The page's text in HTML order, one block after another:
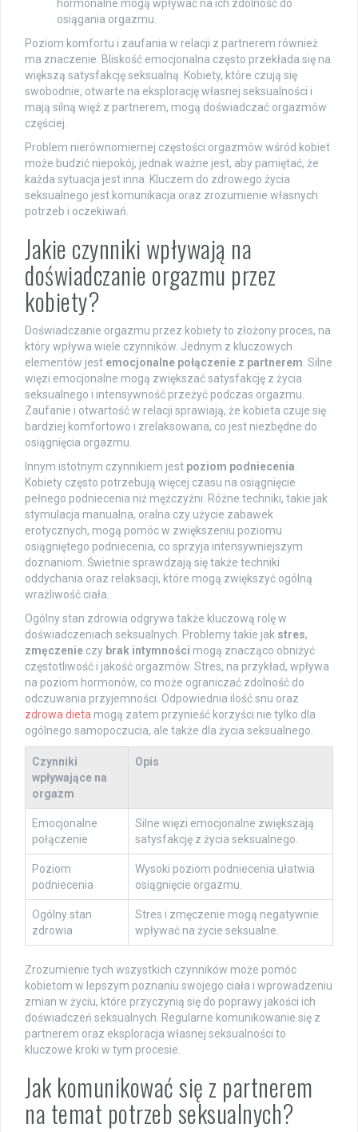
hormonalne mogą wpływać na ich zdolność do
osiągania orgazmu.
Poziom komfortu i zaufania w relacji z partnerem również
ma znaczenie. Bliskość emocjonalna często przekłada się na
większą satysfakcję seksualną. Kobiety, które czują się
swobodnie, otwarte na eksplorację własnej seksualności i
mają silną więź z partnerem, mogą doświadczać orgazmów
częściej.
Problem nierównomiernej częstości orgazmów wśród kobiet
może budzić niepokój, jednak ważne jest, aby pamiętać, że
każda sytuacja jest inna. Kluczem do zdrowego życia
seksualnego jest komunikacja oraz zrozumienie własnych
potrzeb i oczekiwań.
Jakie czynniki wpływają na
doświadczanie orgazmu przez
kobiety?
Doświadczanie orgazmu przez kobiety to złożony proces, na
który wpływa wiele czynników. Jednym z kluczowych
elementów jest emocjonalne połączenie z partnerem. Silne
więzi emocjonalne mogą zwiększać satysfakcję z życia
seksualnego i intensywność przeżyć podczas orgazmu.
Zaufanie i otwartość w relacji sprawiają, że kobieta czuje się
bardziej komfortowo i zrelaksowana, co jest niezbędne do
osiągnięcia orgazmu.
Innym istotnym czynnikiem jest poziom podniecenia.
Kobiety często potrzebują więcej czasu na osiągnięcie
pełnego podniecenia niż mężczyźni. Różne techniki, takie jak
stymulacja manualna, oralna czy użycie zabawek
erotycznych, mogą pomóc w zwiększeniu poziomu
osiągniętego podniecenia, co sprzyja intensywniejszym
doznaniom. Świetnie sprawdzają się także techniki
oddychania oraz relaksacji, które mogą zwiększyć ogólną
wrażliwość ciała.
Ogólny stan zdrowia odgrywa także kluczową rolę w
doświadczeniach seksualnych. Problemy takie jak stres,
zmęczenie czy brak intymności mogą znacząco obniżyć
częstotliwość i jakość orgazmów. Stres, na przykład, wpływa
na poziom hormonów, co może ograniczać zdolność do
odczuwania przyjemności. Odpowiednia ilość snu oraz
zdrowa dieta mogą zatem przynieść korzyści nie tylko dla
ogólnego samopoczucia, ale także dla życia seksualnego.
Czynniki
wpływające na
orgazm
Opis
Emocjonalne
połączenie
Silne więzi emocjonalne zwiększają
satysfakcję z życia seksualnego.
Poziom
podniecenia
Wysoki poziom podniecenia ułatwia
osiągnięcie orgazmu.
Ogólny stan
zdrowia
Stres i zmęczenie mogą negatywnie
wpływać na życie seksualne.
Zrozumienie tych wszystkich czynników może pomóc
kobietom w lepszym poznaniu swojego ciała i wprowadzeniu
zmian w życiu, które przyczynią się do poprawy jakości ich
doświadczeń seksualnych. Regularne komunikowanie się z
partnerem oraz eksploracja własnej seksualności to
kluczowe kroki w tym procesie.
Jak komunikować się z partnerem
na temat potrzeb seksualnych?